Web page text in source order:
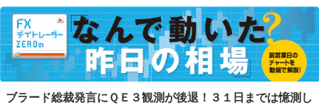
ブラード総裁発言にＱＥ３観測が後退！ ３１日までは憶測し